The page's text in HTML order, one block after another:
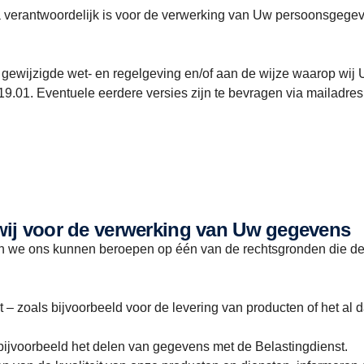
is voor de verwerking van Uw
wet- en regelgeving en/of aan de wijze waarop wij
Eventuele eerdere versies zijn te bevragen via
voor de verwerking van Uw gegevens
ons kunnen beroepen op één van de rechtsgronden die
zoals bijvoorbeeld voor de levering van producten of het al
het delen van gegevens met de Belastingdienst.